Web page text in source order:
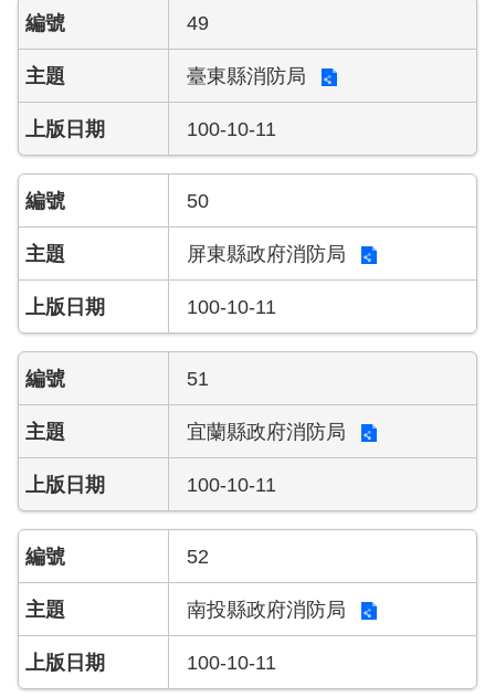
49
臺東縣消防局
100-10-11
50
屏東縣政府消防局
100-10-11
51
宜蘭縣政府消防局
100-10-11
52
南投縣政府消防局
100-10-11